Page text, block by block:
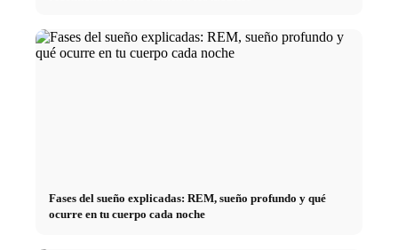
Fases del sueño explicadas: REM, sueño profundo y qué
ocurre en tu cuerpo cada noche